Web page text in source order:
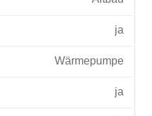
ja
Wärmepumpe
ja